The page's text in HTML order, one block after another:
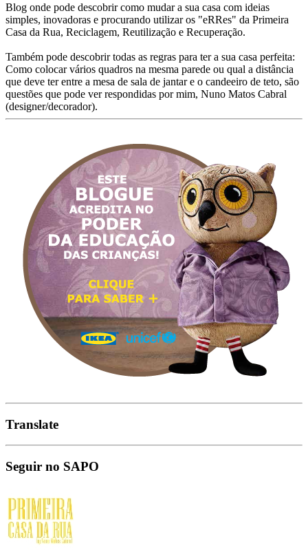
Blog onde pode descobrir como mudar a sua casa com ideias
simples, inovadoras e procurando utilizar os "eRRes" da Primeira
Casa da Rua, Reciclagem, Reutilização e Recuperação.
Também pode descobrir todas as regras para ter a sua casa perfeita:
Como colocar vários quadros na mesma parede ou qual a distância
que deve ter entre a mesa de sala de jantar e o candeeiro de teto, são
questões que pode ver respondidas por mim, Nuno Matos Cabral
(designer/decorador).
Translate
Seguir no SAPO